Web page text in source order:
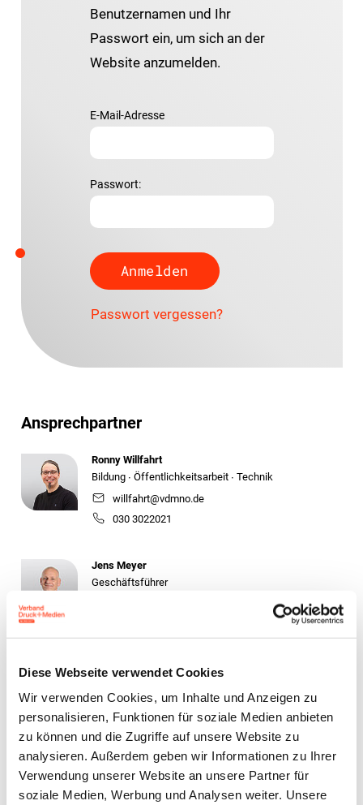
Diese Webseite verwendet Cookies
Wir verwenden Cookies, um Inhalte und Anzeigen zu
personalisieren, Funktionen für soziale Medien anbieten
zu können und die Zugriffe auf unsere Website zu
analysieren. Außerdem geben wir Informationen zu Ihrer
Verwendung unserer Website an unsere Partner für
soziale Medien, Werbung und Analysen weiter. Unsere
Benutzernamen und Ihr
Passwort ein, um sich an der
Website anzumelden.
E-Mail-Adresse
Passwort:
Passwort vergessen?
Ansprechpartner
Ronny Willfahrt
Bildung ∙ Öffentlichkeitsarbeit ∙ Technik
willfahrt@vdmno.de
030 3022021
Jens Meyer
Geschäftsführer
Stefan Brunken
Umwelt & Nachhaltigkeit
s.brunken@vdm-beratung.de
+49 177 599 00 15
Heinz Klos